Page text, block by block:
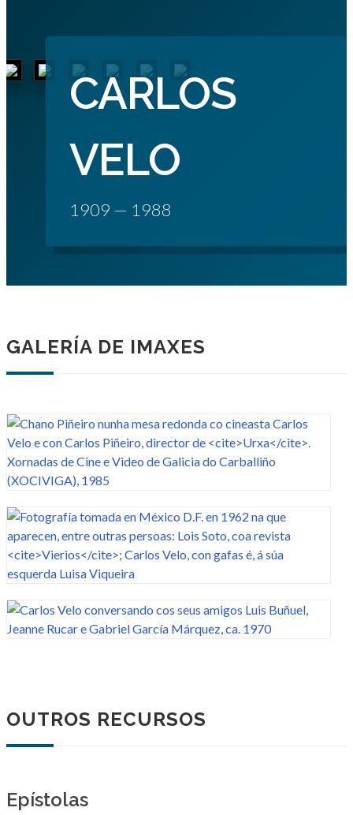
CARLOS
VELO
1909 — 1988
GALERÍA DE IMAXES
OUTROS RECURSOS
Epístolas